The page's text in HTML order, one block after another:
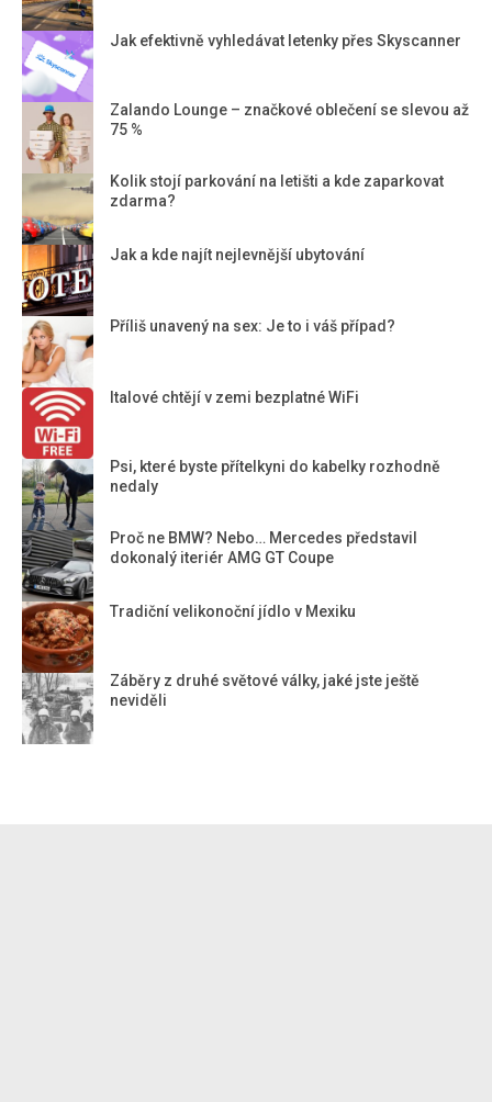
Jak efektivně vyhledávat letenky přes Skyscanner
Zalando Lounge – značkové oblečení se slevou až
75 %
Kolik stojí parkování na letišti a kde zaparkovat
zdarma?
Jak a kde najít nejlevnější ubytování
Příliš unavený na sex: Je to i váš případ?
Italové chtějí v zemi bezplatné WiFi
Psi, které byste přítelkyni do kabelky rozhodně
nedaly
Proč ne BMW? Nebo… Mercedes představil
dokonalý iteriér AMG GT Coupe
Tradiční velikonoční jídlo v Mexiku
Záběry z druhé světové války, jaké jste ještě
neviděli